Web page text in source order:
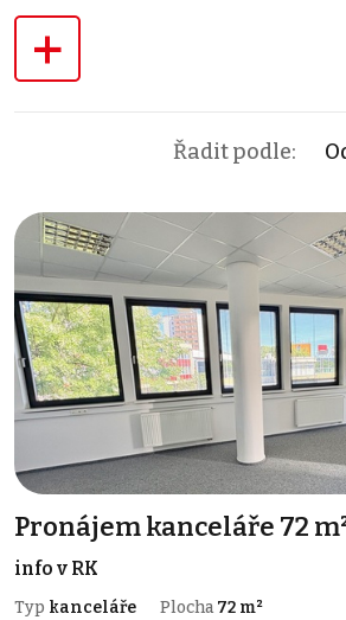
+
Řadit podle:
Pronájem kanceláře 72
info v RK
Typ kanceláře Plocha 72 m²